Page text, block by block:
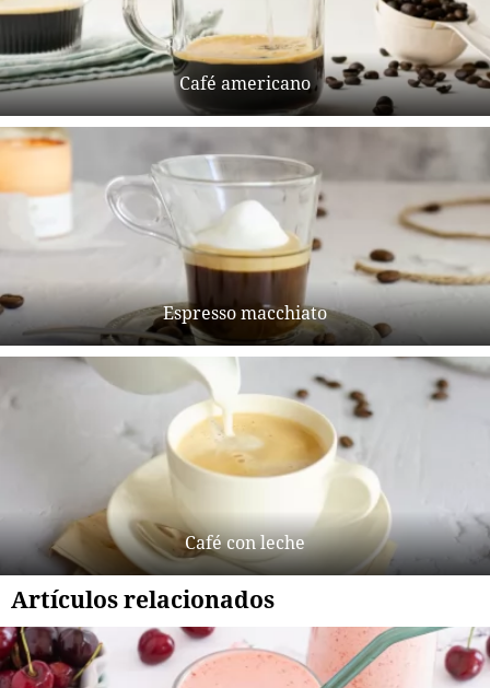
Café americano
Espresso macchiato
Café con leche
Artículos relacionados